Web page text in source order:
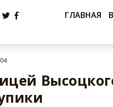
ГЛАВНАЯ